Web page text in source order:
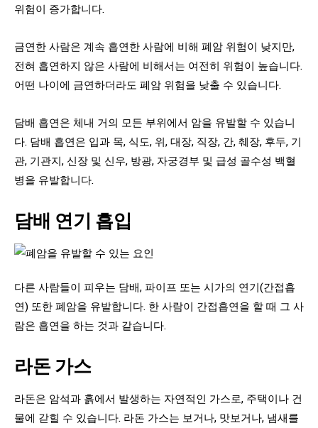
위험이 증가합니다.
금연한 사람은 계속 흡연한 사람에 비해 폐암 위험이 낮지만,
전혀 흡연하지 않은 사람에 비해서는 여전히 위험이 높습니다.
어떤 나이에 금연하더라도 폐암 위험을 낮출 수 있습니다.
담배 흡연은 체내 거의 모든 부위에서 암을 유발할 수 있습니
다. 담배 흡연은 입과 목, 식도, 위, 대장, 직장, 간, 췌장, 후두, 기
관, 기관지, 신장 및 신우, 방광, 자궁경부 및 급성 골수성 백혈
병을 유발합니다.
담배 연기 흡입
다른 사람들이 피우는 담배, 파이프 또는 시가의 연기(간접흡
연) 또한 폐암을 유발합니다. 한 사람이 간접흡연을 할 때 그 사
람은 흡연을 하는 것과 같습니다.
라돈 가스
라돈은 암석과 흙에서 발생하는 자연적인 가스로, 주택이나 건
물에 갇힐 수 있습니다. 라돈 가스는 보거나, 맛보거나, 냄새를